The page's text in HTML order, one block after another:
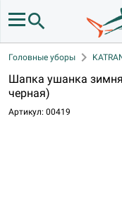
search
Головные уборы chevron_right
Шапка ушанка
черная)
Артикул: 00419